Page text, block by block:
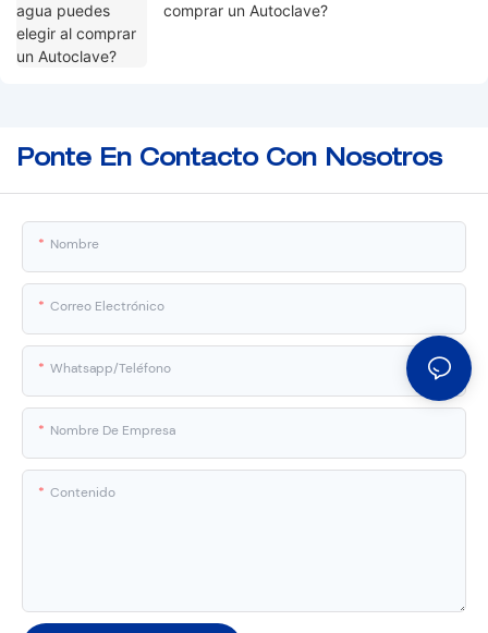
comprar un Autoclave?
Ponte En Contacto Con Nosotros
Nombre
Correo Electrónico
Whatsapp/Teléfono
Nombre De Empresa
Contenido